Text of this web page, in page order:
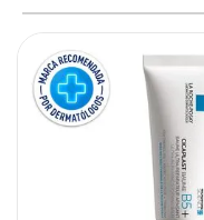
10.neumoflux